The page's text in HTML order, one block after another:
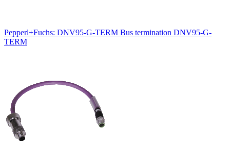
Pepperl+Fuchs: DNV95-G-TERM Bus termination DNV95-G-
TERM